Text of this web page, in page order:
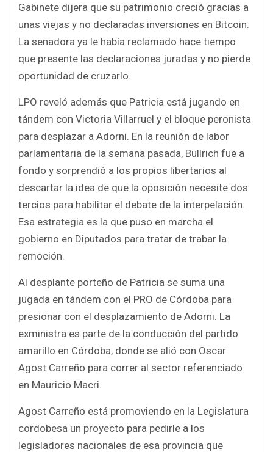
Gabinete dijera que su patrimonio creció gracias a
unas viejas y no declaradas inversiones en Bitcoin.
La senadora ya le había reclamado hace tiempo
que presente las declaraciones juradas y no pierde
oportunidad de cruzarlo.
LPO reveló además que Patricia está jugando en
tándem con Victoria Villarruel y el bloque peronista
para desplazar a Adorni. En la reunión de labor
parlamentaria de la semana pasada, Bullrich fue a
fondo y sorprendió a los propios libertarios al
descartar la idea de que la oposición necesite dos
tercios para habilitar el debate de la interpelación.
Esa estrategia es la que puso en marcha el
gobierno en Diputados para tratar de trabar la
remoción.
Al desplante porteño de Patricia se suma una
jugada en tándem con el PRO de Córdoba para
presionar con el desplazamiento de Adorni. La
exministra es parte de la conducción del partido
amarillo en Córdoba, donde se alió con Oscar
Agost Carreño para correr al sector referenciado
en Mauricio Macri.
Agost Carreño está promoviendo en la Legislatura
cordobesa un proyecto para pedirle a los
legisladores nacionales de esa provincia que